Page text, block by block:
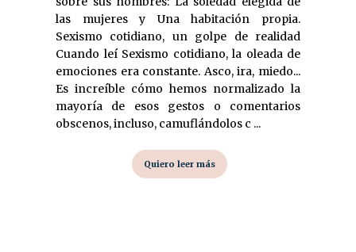
las mujeres y Una habitación propia.
Sexismo cotidiano, un golpe de realidad
Cuando leí Sexismo cotidiano, la oleada de
emociones era constante. Asco, ira, miedo...
Es increíble cómo hemos normalizado la
mayoría de esos gestos o comentarios
obscenos, incluso, camuflándolos c ...
Quiero leer más